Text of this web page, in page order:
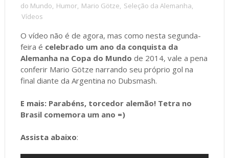
do Mundo, Humor, Mario Götze, Seleção da Alemanha,
Vídeos
O vídeo não é de agora, mas como nesta segunda-
feira é celebrado um ano da conquista da
Alemanha na Copa do Mundo de 2014, vale a pena
conferir Mario Götze narrando seu próprio gol na
final diante da Argentina no Dubsmash.
E mais: Parabéns, torcedor alemão! Tetra no
Brasil comemora um ano =)
Assista abaixo: